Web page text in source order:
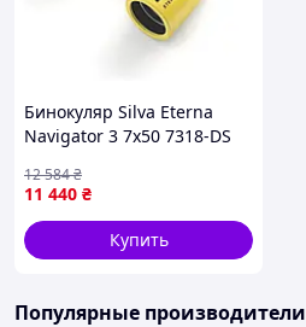
Бинокуляр Silva Eterna
Navigator 3 7x50 7318-DS
11 440 ₴
12 584₴
Купить
Популярные производители